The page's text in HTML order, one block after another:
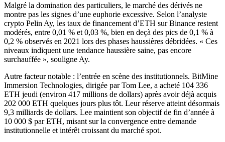
Malgré la domination des particuliers, le marché des dérivés ne
montre pas les signes d’une euphorie excessive. Selon l’analyste
crypto Pelin Ay, les taux de financement d’ETH sur Binance restent
modérés, entre 0,01 % et 0,03 %, bien en deçà des pics de 0,1 % à
0,2 % observés en 2021 lors des phases haussières débridées. « Ces
niveaux indiquent une tendance haussière saine, pas encore
surchauffée », souligne Ay.
Autre facteur notable : l’entrée en scène des institutionnels. BitMine
Immersion Technologies, dirigée par Tom Lee, a acheté 104 336
ETH jeudi (environ 417 millions de dollars) après avoir déjà acquis
202 000 ETH quelques jours plus tôt. Leur réserve atteint désormais
9,3 milliards de dollars. Lee maintient son objectif de fin d’année à
10 000 $ par ETH, misant sur la convergence entre demande
institutionnelle et intérêt croissant du marché spot.